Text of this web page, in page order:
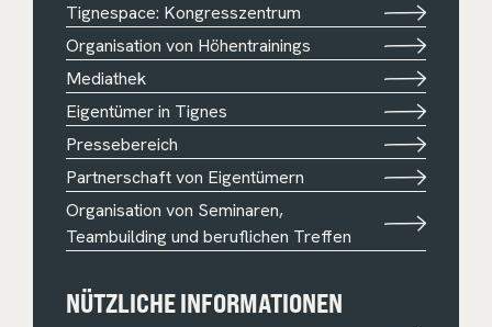
Tignespace: Kongresszentrum
Organisation von Höhentrainings
Mediathek
Eigentümer in Tignes
Pressebereich
Partnerschaft von Eigentümern
Organisation von Seminaren,
Teambuilding und beruflichen Treffen
NÜTZLICHE INFORMATIONEN